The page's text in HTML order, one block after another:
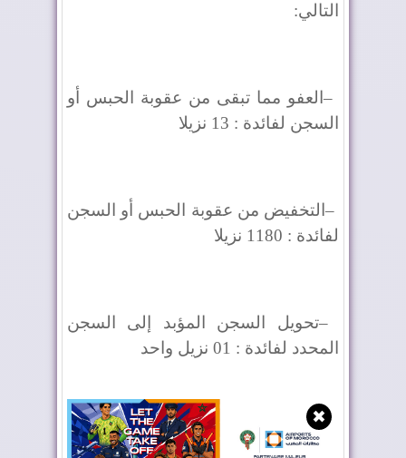
التالي:
– العفو مما تبقى من عقوبة الحبس أو
السجن لفائدة : 13 نزيلا
– التخفيض من عقوبة الحبس أو السجن
لفائدة : 1180 نزيلا
–تحويل السجن المؤبد إلى السجن
المحدد لفائدة : 01 نزيل واحد
✖